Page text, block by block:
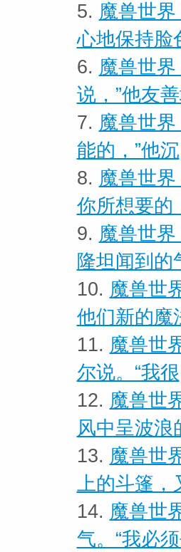
5. 魔兽世
心地保持脸
6. 魔兽世
说，”他友
7. 魔兽世
能的，”他沉
8. 魔兽世
你所想要的
9. 魔兽世
隆坦闻到的
10. 魔兽世
他们新的魔
11. 魔兽世
尔说。“我很
12. 魔兽世
风中呈波浪
13. 魔兽世
上的斗篷，
14. 魔兽世
气。“我必